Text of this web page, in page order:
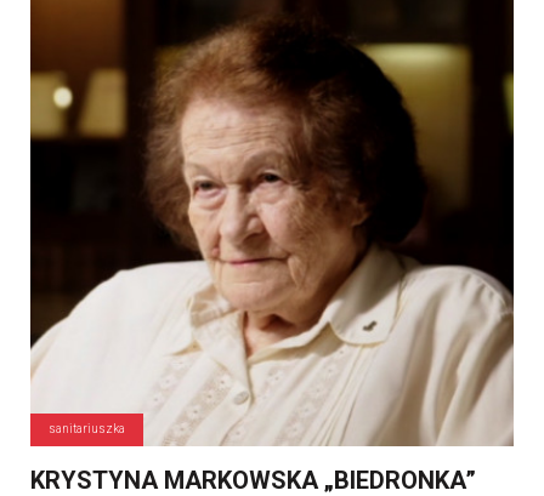
sanitariuszka
KRYSTYNA MARKOWSKA „BIEDRONKA”